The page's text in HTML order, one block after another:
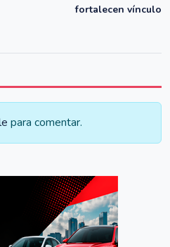
fortalecen vínculo
para comentar.